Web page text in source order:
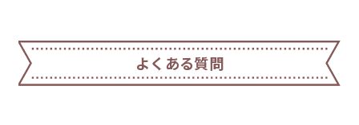
よくある質問